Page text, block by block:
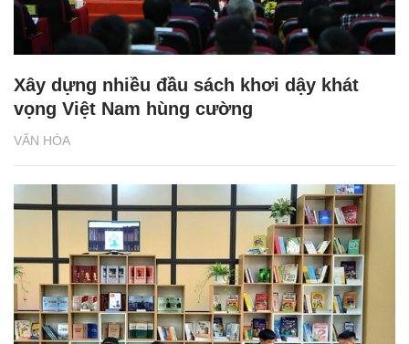
VĂN HÓA
Xây dựng nhiều đầu sách khơi dậy khát
vọng Việt Nam hùng cường